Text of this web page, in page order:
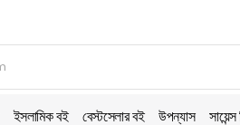
ইসলামিক বই বেস্টসেলার বই উপন্যাস